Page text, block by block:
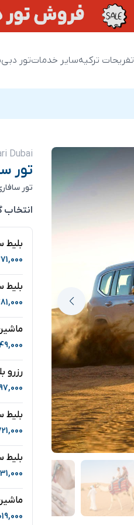
تفریحات ترکیهسایر خدماتتور دبی
Dubai
تور
تور
انتخاب
بلیط
بلیط
ماشین
رزرو
97,000
بلیط
بلیط
ماشین